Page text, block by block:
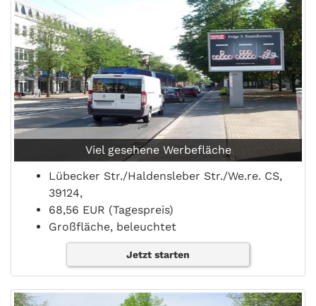
Viel gesehene Werbefläche
Lübecker Str./Haldensleber Str./We.re. CS,
39124,
68,56 EUR (Tagespreis)
Großfläche, beleuchtet
Jetzt starten